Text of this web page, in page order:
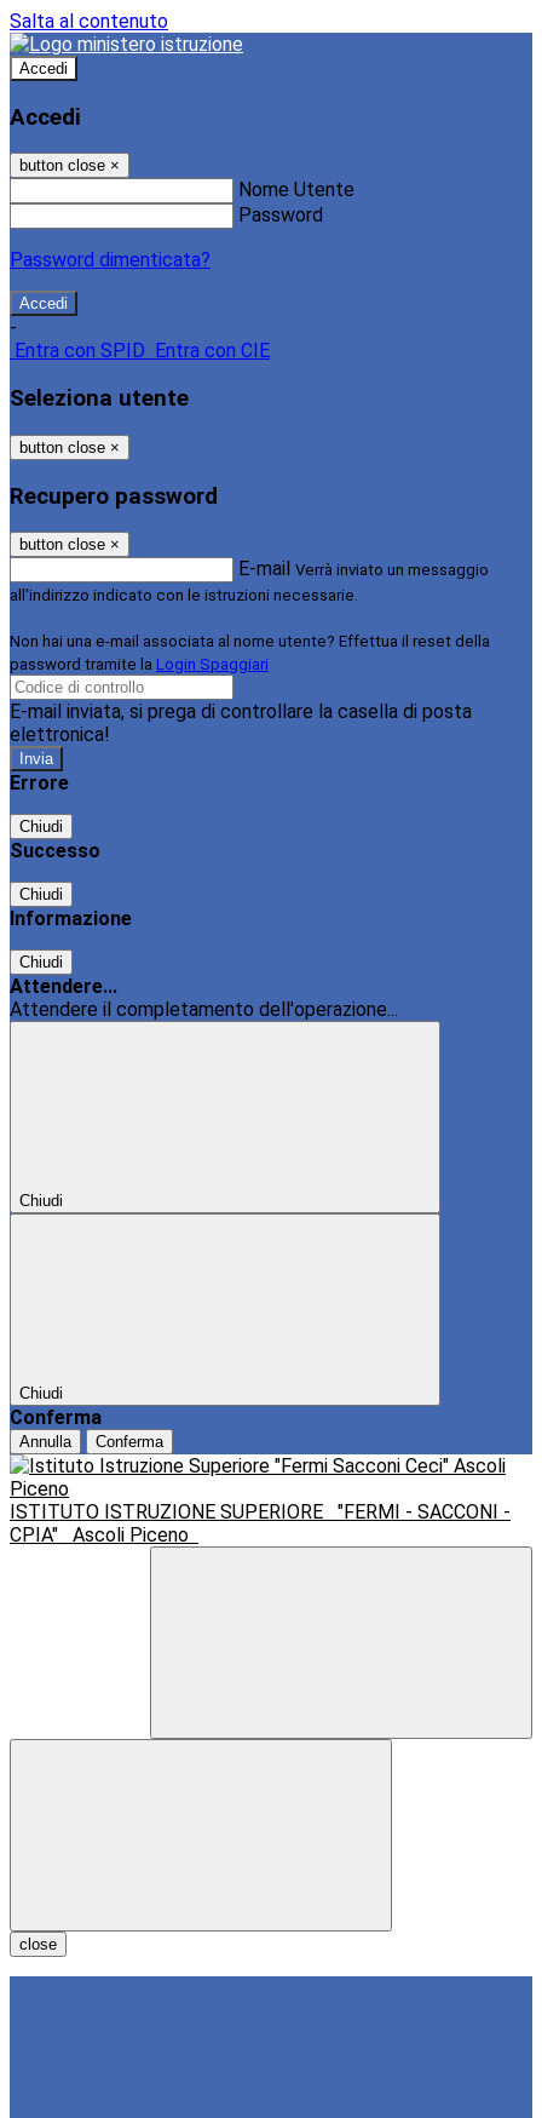
Salta al contenuto
Accedi
Accedi
button close ×
Nome Utente
Password
Password dimenticata?
-
Entra con SPID
Entra con CIE
Seleziona utente
button close ×
Recupero password
button close ×
E-mail Verrà inviato un messaggio
all'indirizzo indicato con le istruzioni necessarie.
Non hai una e-mail associata al nome utente? Effettua il reset della
password tramite la Login Spaggiari
E-mail inviata, si prega di controllare la casella di posta
elettronica!
Errore
Chiudi
Successo
Chiudi
Informazione
Chiudi
Attendere...
Attendere il completamento dell'operazione...
Chiudi
Chiudi
Conferma
Annulla Conferma
ISTITUTO ISTRUZIONE SUPERIORE
"FERMI - SACCONI -
CPIA"
Ascoli Piceno
close